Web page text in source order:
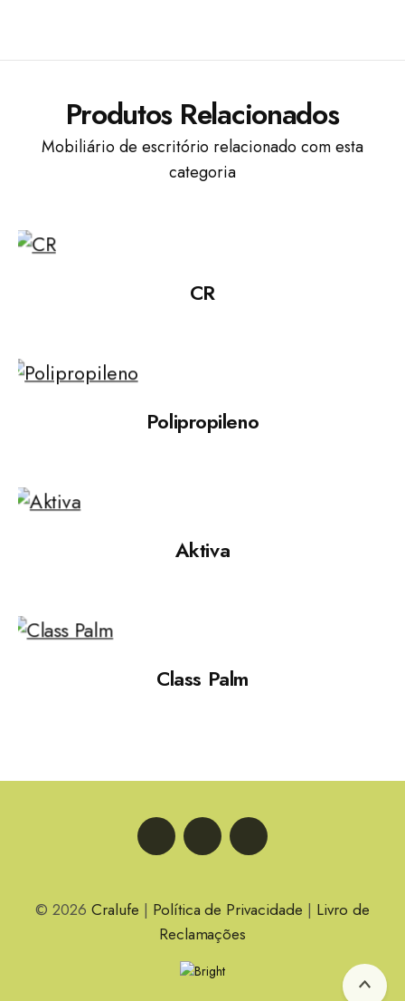
Produtos Relacionados
Mobiliário de escritório relacionado com esta
categoria
CR
Polipropileno
Aktiva
Class Palm
© 2026Cralufe | Política de Privacidade | Livro de
Reclamações